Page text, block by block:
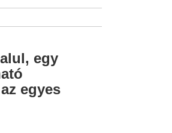
egy
egyes